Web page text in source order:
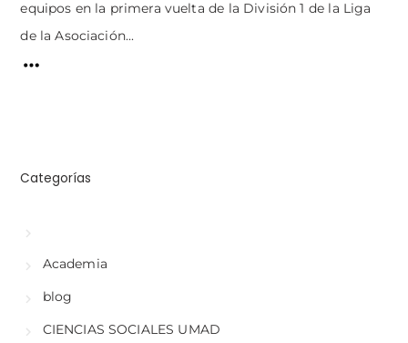
equipos en la primera vuelta de la División 1 de la Liga
de la Asociación...
Categorías
Academia
blog
CIENCIAS SOCIALES UMAD